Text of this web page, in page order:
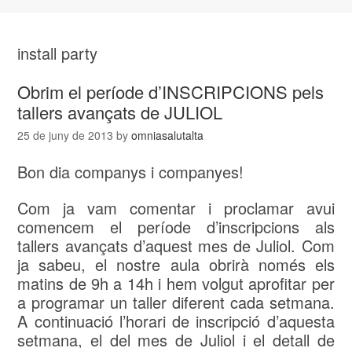
install party
Obrim el període d’INSCRIPCIONS pels
tallers avançats de JULIOL
25 de juny de 2013 byomniasalutalta
Bon dia companys i companyes!
Com ja vam comentar i proclamar avui
comencem el període d’inscripcions als
tallers avançats d’aquest mes de Juliol. Com
ja sabeu, el nostre aula obrirà només els
matins de 9h a 14h i hem volgut aprofitar per
a programar un taller diferent cada setmana.
A continuació l’horari de inscripció d’aquesta
setmana, el del mes de Juliol i el detall de